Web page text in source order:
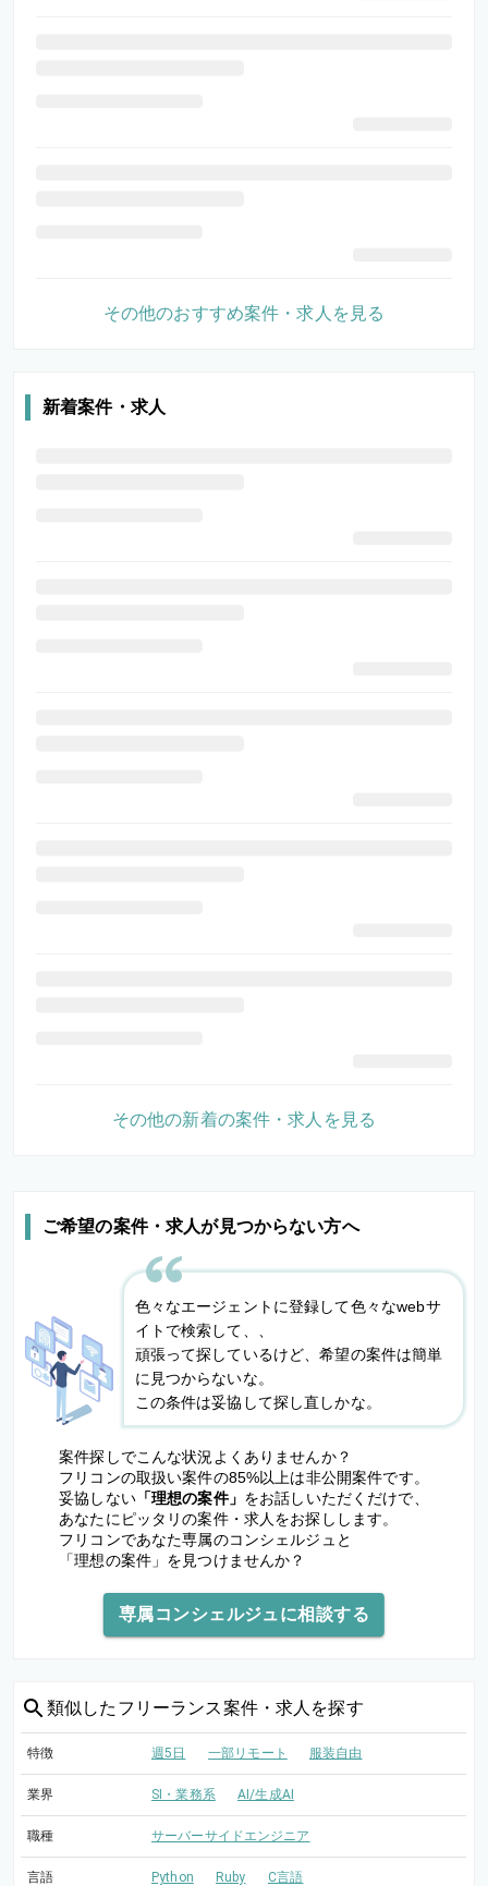
ご希望の案件・求人が見つからない方へ
色々なエージェントに登録して色々なwebサ
イトで検索して、、
頑張って探しているけど、希望の案件は簡単
に見つからないな。
この条件は妥協して探し直しかな。
案件探しでこんな状況よくありませんか？
フリコンの取扱い案件の85%以上は非公開案件です。
妥協しない「理想の案件」 をお話しいただくだけで、
あなたにピッタリの案件・求人をお探しします。
フリコンであなた専属のコンシェルジュと
「理想の案件」を見つけませんか？
専属コンシェルジュに相談する
類似した フリーランス案件・求人を探す
特徴 週5日 一部リモート 服装自由
業界 SI・業務系 AI/生成AI
職種 サーバーサイドエンジニア
言語 Python Ruby C言語
その他のおすすめ案件・求人を見る
新着案件・求人
その他の新着の案件・求人を見る